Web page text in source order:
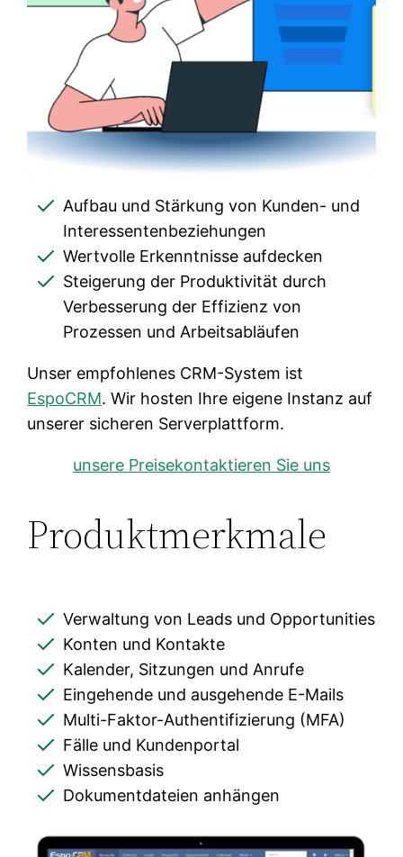
Aufbau und Stärkung von Kunden- und
Interessentenbeziehungen
Wertvolle Erkenntnisse aufdecken
Steigerung der Produktivität durch
Verbesserung der Effizienz von
Prozessen und Arbeitsabläufen
Unser empfohlenes CRM-System ist
EspoCRM. Wir hosten Ihre eigene Instanz auf
unserer sicheren Serverplattform.
unsere Preisekontaktieren Sie uns
Produktmerkmale
Verwaltung von Leads und Opportunities
Konten und Kontakte
Kalender, Sitzungen und Anrufe
Eingehende und ausgehende E-Mails
Multi-Faktor-Authentifizierung (MFA)
Fälle und Kundenportal
Wissensbasis
Dokumentdateien anhängen